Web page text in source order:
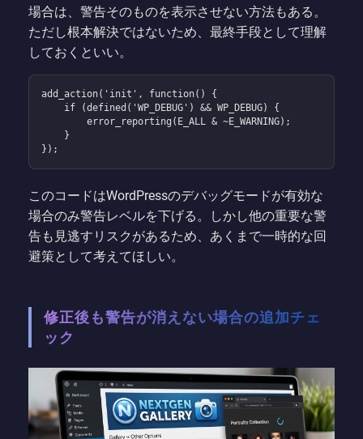
場合は、警告そのものを表示させない方法もある。
ただし根本解決ではないため、最終手段として理解
しておくといい。
add_action('init', function() {
});
このコードはWordPressのデバッグモードが有効な
場合のみ警告レベルを下げる。しかし他の重要な警
告も見逃すリスクがあるため、あくまで一時的な回
避策として考えてほしい。
修正後も警告が消えない場合の追加チェ
ック